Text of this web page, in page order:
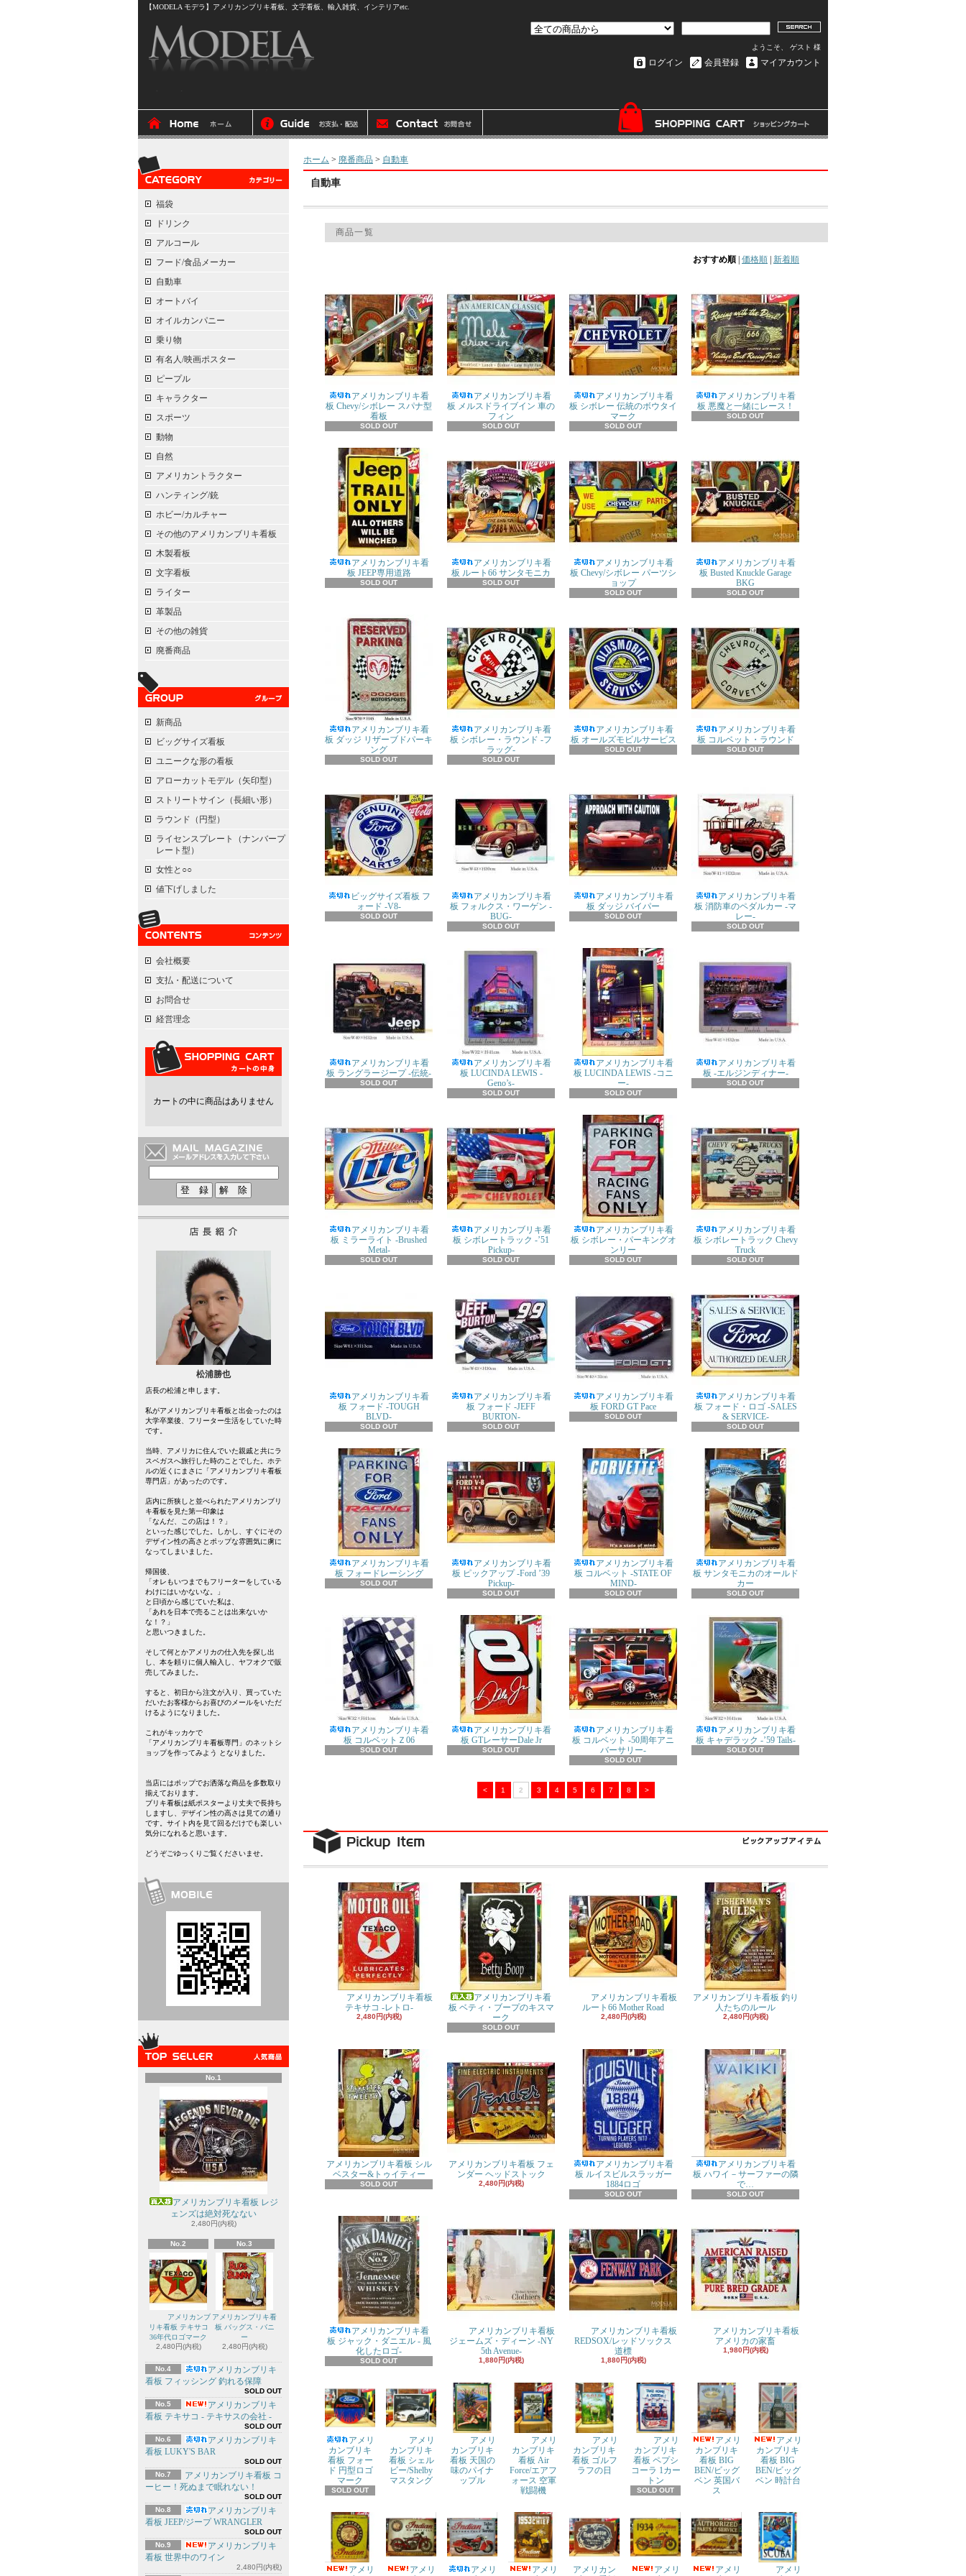
【MODELA モデラ】アメリカンブリキ看板、文字看板、輸入雑貨、インテリアetc.
ようこそ、 ゲスト 様
マイアカウント
会員登録
ログイン
福袋
ドリンク
アルコール
フード/食品メーカー
自動車
オートバイ
オイルカンパニー
乗り物
有名人/映画ポスター
ピープル
キャラクター
スポーツ
動物
自然
アメリカントラクター
ハンティング/銃
ホビー/カルチャー
その他のアメリカンブリキ看板
木製看板
文字看板
ライター
革製品
その他の雑貨
廃番商品
新商品
ビッグサイズ看板
ユニークな形の看板
アローカットモデル（矢印型）
ストリートサイン（長細い形）
ラウンド（円型）
ライセンスプレート（ナンバープ
レート型）
女性と○○
値下げしました
会社概要
支払・配送について
お問合せ
経営理念
カートの中に商品はありません
松浦勝也
店長の松浦と申します。
私がアメリカンブリキ看板と出会ったのは
大学卒業後、フリーター生活をしていた時
です。
当時、アメリカに住んでいた親戚と共にラ
スベガスへ旅行した時のことでした。ホテ
ルの近くにまさに「アメリカンブリキ看板
専門店」があったのです。
店内に所狭しと並べられたアメリカンブリ
キ看板を見た第一印象は
「なんだ、この店は！？」
といった感じでした。しかし、すぐにその
デザイン性の高さとポップな雰囲気に虜に
なってしまいました。
帰国後、
「オレもいつまでもフリーターをしている
わけにはいかないな。」
と日頃から感じていた私は、
「あれを日本で売ることは出来ないか
な！？」
と思いつきました。
そして何とかアメリカの仕入先を探し出
し、本を頼りに個人輸入し、ヤフオクで販
売してみました。
すると、初日から注文が入り、買っていた
だいたお客様からお喜びのメールをいただ
けるようになりました。
これがキッカケで
「アメリカンブリキ看板専門」のネットシ
ョップを作ってみよう となりました。
当店にはポップでお洒落な商品を多数取り
揃えております。
ブリキ看板は紙ポスターより丈夫で長持ち
しますし、デザイン性の高さは見ての通り
です。サイト内を見て回るだけでも楽しい
気分になれると思います。
どうぞごゆっくりご覧くださいませ。
No.1
アメリカンブリキ看板 レジ
ェンズは絶対死なない
2,480円(内税)
No.2
アメリカンブ
リキ看板 テキサコ
36年代ロゴマーク
2,480円(内税)
No.3
アメリカンブリキ看
板 バッグス・バニ
ー
2,480円(内税)
No.4
アメリカンブリキ
看板 フィッシング 釣れる保障
SOLD OUT
No.5
アメリカンブリキ
看板 テキサコ - テキサスの会社 -
SOLD OUT
No.6
アメリカンブリキ
看板 LUKY'S BAR
SOLD OUT
No.7
アメリカンブリキ看板 コ
ーヒー！死ぬまで眠れない！
SOLD OUT
No.8
アメリカンブリキ
看板 JEEP/ジープ WRANGLER
SOLD OUT
No.9
アメリカンブリキ
看板 世界中のワイン
2,480円(内税)
ホーム > 廃番商品 > 自動車
自動車
商品一覧
おすすめ順 価格順 新着順
アメリカンブリキ看
板 Chevy/シボレー スパナ型
看板
SOLD OUT
アメリカンブリキ看
板 メルスドライブイン 車の
フィン
SOLD OUT
アメリカンブリキ看
板 シボレー 伝統のボウタイ
マーク
SOLD OUT
アメリカンブリキ看
板 悪魔と一緒にレース！
SOLD OUT
アメリカンブリキ看
板 JEEP専用道路
SOLD OUT
アメリカンブリキ看
板 ルート66 サンタモニカ
SOLD OUT
アメリカンブリキ看
板 Chevy/シボレー パーツシ
ョップ
SOLD OUT
アメリカンブリキ看
板 Busted Knuckle Garage
BKG
SOLD OUT
アメリカンブリキ看
板 ダッジ リザーブドパーキ
ング
SOLD OUT
アメリカンブリキ看
板 シボレー・ラウンド -フ
ラッグ-
SOLD OUT
アメリカンブリキ看
板 オールズモビルサービス
SOLD OUT
アメリカンブリキ看
板 コルベット・ラウンド
SOLD OUT
ビッグサイズ看板 フ
ォード -V8-
SOLD OUT
アメリカンブリキ看
板 フォルクス・ワーゲン -
BUG-
SOLD OUT
アメリカンブリキ看
板 ダッジ バイパー
SOLD OUT
アメリカンブリキ看
板 消防車のペダルカー -マ
レー-
SOLD OUT
アメリカンブリキ看
板 ラングラージープ -伝統-
SOLD OUT
アメリカンブリキ看
板 LUCINDA LEWIS -
Geno’s-
SOLD OUT
アメリカンブリキ看
板 LUCINDA LEWIS -コニ
ー-
SOLD OUT
アメリカンブリキ看
板 -エルジンディナー-
SOLD OUT
アメリカンブリキ看
板 ミラーライト -Brushed
Metal-
SOLD OUT
アメリカンブリキ看
板 シボレートラック -’51
Pickup-
SOLD OUT
アメリカンブリキ看
板 シボレー・パーキングオ
ンリー
SOLD OUT
アメリカンブリキ看
板 シボレートラック Chevy
Truck
SOLD OUT
アメリカンブリキ看
板 フォード -TOUGH
BLVD-
SOLD OUT
アメリカンブリキ看
板 フォード -JEFF
BURTON-
SOLD OUT
アメリカンブリキ看
板 FORD GT Pace
SOLD OUT
アメリカンブリキ看
板 フォード・ロゴ -SALES
& SERVICE-
SOLD OUT
アメリカンブリキ看
板 フォードレーシング
SOLD OUT
アメリカンブリキ看
板 ピックアップ -Ford ’39
Pickup-
SOLD OUT
アメリカンブリキ看
板 コルベット -STATE OF
MIND-
SOLD OUT
アメリカンブリキ看
板 サンタモニカのオールド
カー
SOLD OUT
アメリカンブリキ看
板 コルベットＺ06
SOLD OUT
アメリカンブリキ看
板 GTレーサーDale Jr
SOLD OUT
アメリカンブリキ看
板 コルベット -50周年アニ
バーサリー-
SOLD OUT
アメリカンブリキ看
板 キャデラック -’59 Tails-
SOLD OUT
< 1 2 3 4 5 6 7 8 >
アメリカンブリキ看板
テキサコ -レトロ-
2,480円(内税)
アメリカンブリキ看
板 ベティ・ブープのキスマ
ーク
SOLD OUT
アメリカンブリキ看板
ルート66 Mother Road
2,480円(内税)
アメリカンブリキ看板 釣り
人たちのルール
2,480円(内税)
アメリカンブリキ看板 シル
ベスター&トゥイティー
SOLD OUT
アメリカンブリキ看板 フェ
ンダー ヘッドストック
2,480円(内税)
アメリカンブリキ看
板 ルイスビルスラッガー
1884ロゴ
SOLD OUT
アメリカンブリキ看
板 ハワイ－サーファーの隣
で…
SOLD OUT
アメリカンブリキ看
板 ジャック・ダニエル - 風
化したロゴ-
SOLD OUT
アメリカンブリキ看板
ジェームズ・ディーン -NY
5th Avenue-
1,880円(内税)
アメリカンブリキ看板
REDSOX/レッドソックス
道標
1,880円(内税)
アメリカンブリキ看板
アメリカの家畜
1,980円(内税)
アメリ
カンブリキ
看板 フォー
ド 円型ロゴ
マーク
SOLD OUT
アメリ
カンブリキ
看板 シェル
ビー/Shelby
マスタング
アメリ
カンブリキ
看板 天国の
味のパイナ
ップル
アメリ
カンブリキ
看板 Air
Force/エアフ
ォース 空軍
戦闘機
アメリ
カンブリキ
看板 ゴルフ
ラフの日
アメリ
カンブリキ
看板 ペプシ
コーラ 1カー
トン
SOLD OUT
アメリ
カンブリキ
看板 BIG
BEN/ビッグ
ベン 英国バ
ス
アメリ
カンブリキ
看板 BIG
BEN/ビッグ
ベン 時計台
アメリ
アメリ
アメリ
アメリ
アメリカン
アメリ
アメリ
アメリ